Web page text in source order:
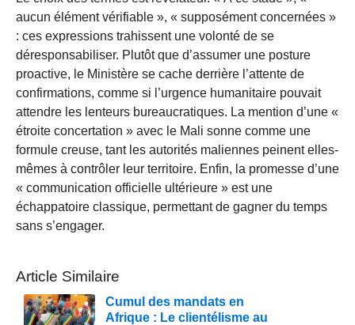
aucun élément vérifiable », « supposément concernées »
: ces expressions trahissent une volonté de se
déresponsabiliser. Plutôt que d’assumer une posture
proactive, le Ministère se cache derrière l’attente de
confirmations, comme si l’urgence humanitaire pouvait
attendre les lenteurs bureaucratiques. La mention d’une «
étroite concertation » avec le Mali sonne comme une
formule creuse, tant les autorités maliennes peinent elles-
mêmes à contrôler leur territoire. Enfin, la promesse d’une
« communication officielle ultérieure » est une
échappatoire classique, permettant de gagner du temps
sans s’engager.
Article Similaire
Cumul des mandats en
Afrique : Le clientélisme au